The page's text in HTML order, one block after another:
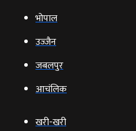
भोपाल
उज्‍जैन
जबलपुर
आचंलिक
खरी-खरी